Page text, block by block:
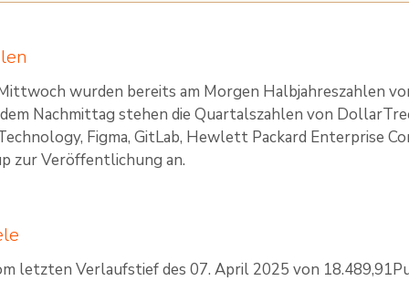
wurden bereits am Morgen Halbjahreszahlen
Nachmittag stehen die Quartalszahlen von
Figma, GitLab, Hewlett Packard Enterprise
zur Veröffentlichung an.
letzten Verlaufstief des 07. April 2025 von